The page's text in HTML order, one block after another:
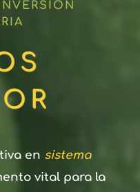
en sistema
vital para la